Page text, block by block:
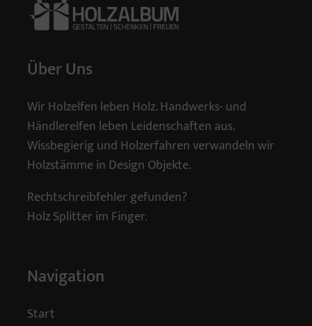
Über Uns
Wir Holzelfen leben Holz. Handwerks- und
Händlerelfen leben Leidenschaften aus.
Wissbegierig und Holzerfahren verwandeln wir
Holzstämme in Design Objekte.
Rechtschreibfehler gefunden?
Holz Splitter im Finger.
Navigation
Start